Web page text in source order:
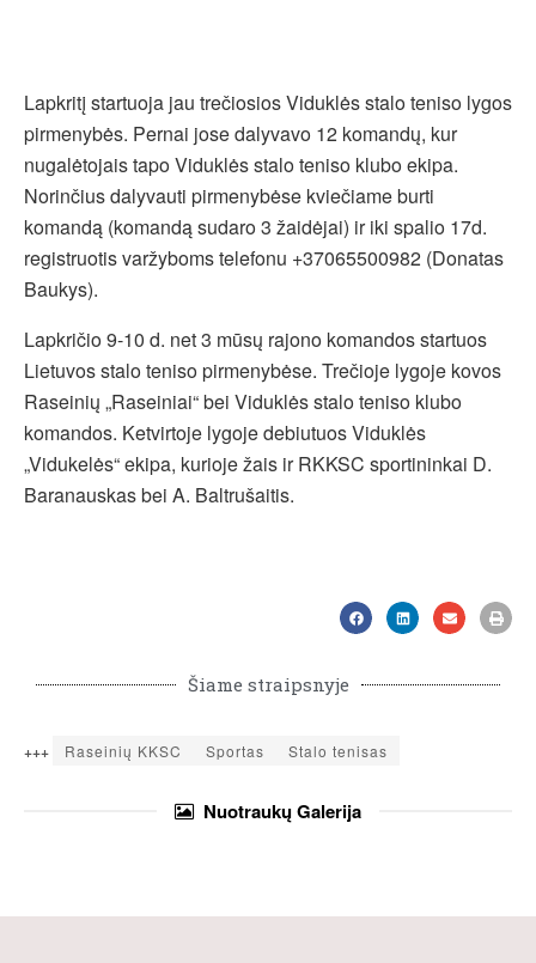
Lapkritį startuoja jau trečiosios Viduklės stalo teniso lygos
pirmenybės. Pernai jose dalyvavo 12 komandų, kur
nugalėtojais tapo Viduklės stalo teniso klubo ekipa.
Norinčius dalyvauti pirmenybėse kviečiame burti
komandą (komandą sudaro 3 žaidėjai) ir iki spalio 17d.
registruotis varžyboms telefonu +37065500982 (Donatas
Baukys).
Lapkričio 9-10 d. net 3 mūsų rajono komandos startuos
Lietuvos stalo teniso pirmenybėse. Trečioje lygoje kovos
Raseinių „Raseiniai“ bei Viduklės stalo teniso klubo
komandos. Ketvirtoje lygoje debiutuos Viduklės
„Vidukelės“ ekipa, kurioje žais ir RKKSC sportininkai D.
Baranauskas bei A. Baltrušaitis.
Šiame straipsnyje
+++ Raseinių KKSC Sportas Stalo tenisas
NuotraukųGalerija